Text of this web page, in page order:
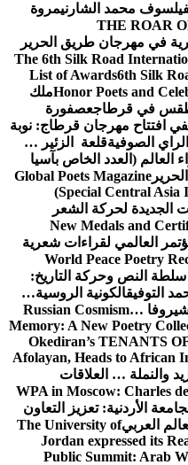
محمد الشارنيمروة
THE ROAR
في مهرجان طريق الحرير
The 6th Silk Road
List of Awards6th Silk
Honor Poets andملك
في قرطاجعصفورة
في افتتاح مهرجان قرطاج: نوبة
الصوفيةقلعة الزئير …
العالم (العدد الخاص بآسيا
Global Poets Magazine
(Special Central Asia
الجديدة لحركة الشعر
New Medals and
العالمي لقراءات شعرية
World Peace Poetry
سلطة النص وحركة التاريخ:
التوفيقالكونية الروسية…
Russian Cosmism…
Memory: A New Poetry
Okediran’s TENANTS
Afolayan, Heads to African
والنملة … العلاقات
WPA in Moscow: Charles
الأردنية: تعزيز التعاون
العربيThe University of
Jordan expressed its
Public Summit: Arab